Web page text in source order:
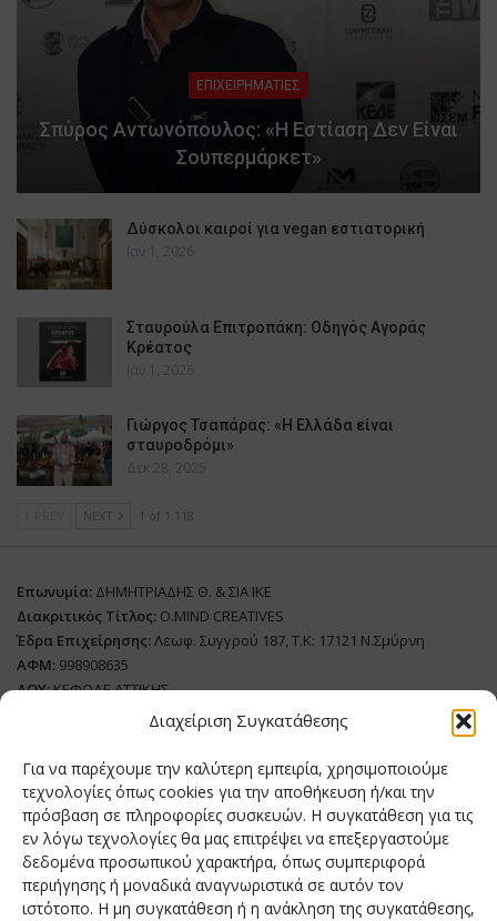
Διαχείριση Συγκατάθεσης
Για να παρέχουμε την καλύτερη εμπειρία, χρησιμοποιούμε
τεχνολογίες όπως cookies για την αποθήκευση ή/και την
πρόσβαση σε πληροφορίες συσκευών. Η συγκατάθεση για τις
εν λόγω τεχνολογίες θα μας επιτρέψει να επεξεργαστούμε
δεδομένα προσωπικού χαρακτήρα, όπως συμπεριφορά
περιήγησης ή μοναδικά αναγνωριστικά σε αυτόν τον
ιστότοπο. Η μη συγκατάθεση ή η ανάκληση της συγκατάθεσης,
ΕΠΙΧΕΙΡΗΜΑΤΙΕΣ
Σπύρος Αντωνόπουλος: «Η Εστίαση Δεν Είναι
Σουπερμάρκετ»
Δύσκολοι καιροί για vegan εστιατορική
Ιαν 1, 2026
Σταυρούλα Επιτροπάκη: Οδηγός Αγοράς
Κρέατος
Ιαν 1, 2026
Γιώργος Τσαπάρας: «Η Ελλάδα είναι
σταυροδρόμι»
Δεκ 28, 2025
NEXT 1 of 1.118
Επωνυμία: ΔΗΜΗΤΡΙΑΔΗΣ Θ. & ΣΙΑ ΙΚΕ
Διακριτικός Τίτλος: O.MIND CREATIVES
Έδρα Επιχείρησης:Λεωφ. Συγγρού 187, Τ.Κ: 17121 Ν.Σμύρνη
ΑΦΜ: 998908635
ΔΟΥ:ΚΕΦΟΔΕ ΑΤΤΙΚΗΣ
Όνομα Ιδιοκτήτη και Νόμιμο Πρόσωπο: Θεόδωρος Δημητριάδης
Διευθυντής Σύνταξης:Ευθυμιάτου Μαίρη
Domain:grillmagazine.gr
Δικαιούχος Domain:Θεόδωρος Δημητριάδης
Διευθυντής:Θεόδωρος Δημητριάδης
Διαχειριστής:Θεόδωρος Δημητριάδης
Δήλωση Συμμόρφωσης